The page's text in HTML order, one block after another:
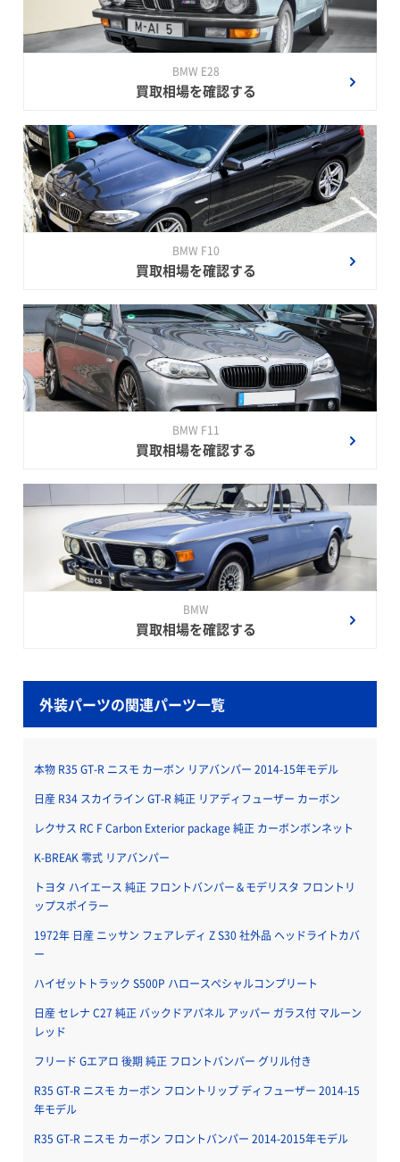
BMW E28
買取相場を確認する
BMW F10
買取相場を確認する
BMW F11
買取相場を確認する
BMW
買取相場を確認する
外装パーツの関連パーツ一覧
本物 R35 GT-R ニスモ カーボン リアバンパー 2014-15年モデル
日産 R34 スカイライン GT-R 純正 リアディフューザー カーボン
レクサス RC F Carbon Exterior package 純正 カーボンボンネット
K-BREAK 零式 リアバンパー
トヨタ ハイエース 純正 フロントバンパー＆モデリスタ フロントリ
ップスポイラー
1972年 日産 ニッサン フェアレディ Z S30 社外品 ヘッドライトカバ
ー
ハイゼットトラック S500P ハロースペシャルコンプリート
日産 セレナ C27 純正 バックドアパネル アッパー ガラス付 マルーン
レッド
フリード Gエアロ 後期 純正 フロントバンパー グリル付き
R35 GT-R ニスモ カーボン フロントリップ ディフューザー 2014-15
年モデル
R35 GT-R ニスモ カーボン フロントバンパー 2014-2015年モデル